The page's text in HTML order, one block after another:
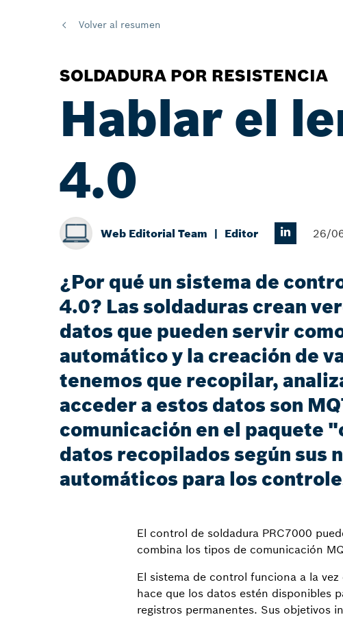
Volver al resumen
SOLDADURA POR RESISTENCIA
Hablar el
4.0
Web Editorial Team Editor 26/
¿Por qué un sistema de
4.0? Las soldaduras crean
datos que pueden servir
automático y la creación de
tenemos que recopilar,
acceder a estos datos son
comunicación en el paquete
datos recopilados según sus
automáticos para los
El control de soldadura PRC7000
combina los tipos de comunicación
El sistema de control funciona a la
hace que los datos estén disponibles
registros permanentes. Sus objetivos